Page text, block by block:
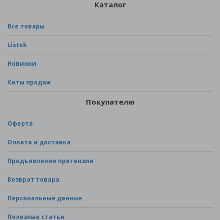
Каталог
Все товары
Listok
Новинки
Хиты продаж
Покупателю
Оферта
Оплата и доставка
Предъявление претензии
Возврат товара
Персональные данные
Полезные статьи